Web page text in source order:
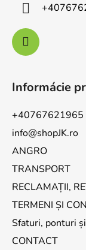
Informácie
+40767621965
info@shopJK.ro
ANGRO
TRANSPORT
RECLAMAȚII,
TERMENI ȘI
Sfaturi, ponturi
CONTACT